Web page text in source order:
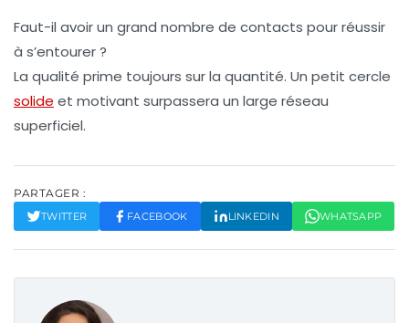
Faut-il avoir un grand nombre de contacts pour réussir
à s’entourer ?
La qualité prime toujours sur la quantité. Un petit cercle
solide et motivant surpassera un large réseau
superficiel.
PARTAGER :
TWITTER FACEBOOK LINKEDIN WHATSAPP